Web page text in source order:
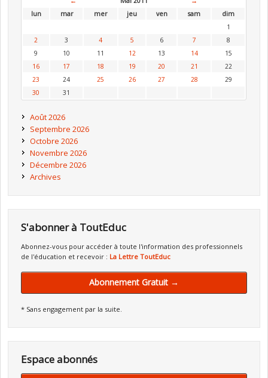
lun
mar mer jeu ven sam
dim
1
2
3 4 5 6 7
8
9
10 11 12 13 14
15
16
17 18 19 20 21
22
23
24 25 26 27 28
29
30
31
Août 2026
Septembre 2026
Octobre 2026
Novembre 2026
Décembre 2026
Archives
S'abonner à ToutEduc
Abonnez-vous pour accéder à toute l'information des professionnels
de l'éducation et recevoir : La Lettre ToutEduc
Abonnement Gratuit →
* Sans engagement par la suite.
Espace abonnés